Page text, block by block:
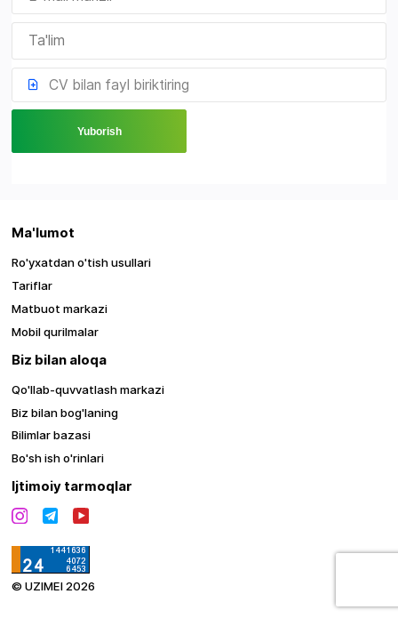
CV bilan fayl biriktiring
Yuborish
Ma'lumot
Ro'yxatdan o'tish usullari
Tariflar
Matbuot markazi
Mobil qurilmalar
Biz bilan aloqa
Qo'llab-quvvatlash markazi
Biz bilan bog'laning
Bilimlar bazasi
Bo'sh ish o'rinlari
Ijtimoiy tarmoqlar
© UZIMEI 2026